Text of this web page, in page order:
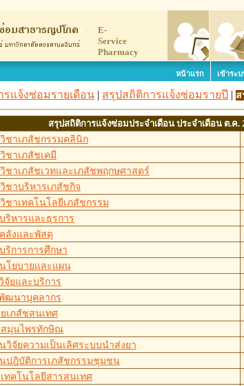
E-
Service
Pharmacy
หน้าแรก เข้าระบ
รแจ้งซ่อมรายเดือน | สรุปสถิติการแจ้งซ่อมรายปี | ส
สรุปสถิติการแจ้งซ่อมประจำเดือน ประจำเดือน ต.ค.
ชาเภสัชกรรมคลินิก
ชาเภสัชเคมี
ชาเภสัชเวทและเภสัชพฤกษศาสตร์
ชาบริหารเภสัชกิจ
ชาเทคโนโลยีเภสัชกรรม
ริหารและธุรการ
ลังและพัสดุ
ริการการศึกษา
โยบายและแผน
จัยและบริการ
ฒนาบุคลากร
เภสัชสนเทศ
มุนไพรทักษิณ
วิจัยความเป็นเลิศระบบนำส่งยา
ปฎิบัติการเภสัชกรรมชุมชน
ทคโนโลยีสารสนเทศ